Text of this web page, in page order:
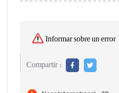
Informar sobre un error
Compartir :